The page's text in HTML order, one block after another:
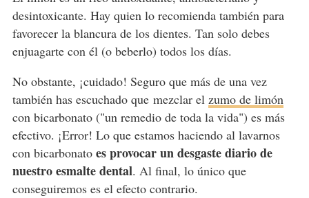
desintoxicante. Hay quien lo recomienda también para
favorecer la blancura de los dientes. Tan solo debes
enjuagarte con él (o beberlo) todos los días.
No obstante, ¡cuidado! Seguro que más de una vez
también has escuchado que mezclar el zumo de limón
con bicarbonato ("un remedio de toda la vida") es más
efectivo. ¡Error! Lo que estamos haciendo al lavarnos
con bicarbonato es provocar un desgaste diario de
nuestro esmalte dental. Al final, lo único que
conseguiremos es el efecto contrario.